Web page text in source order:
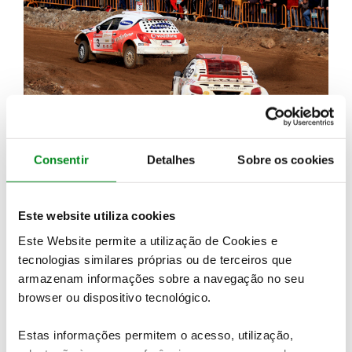
Consentir Detalhes Sobre os cookies
Este website utiliza cookies
Este Website permite a utilização de Cookies e
tecnologias similares próprias ou de terceiros que
armazenam informações sobre a navegação no seu
browser ou dispositivo tecnológico.
Estas informações permitem o acesso, utilização,
A prova de Fronteira é vítima do seu próprio
sucesso e na edição deste ano o ACP apenas
aceitará 90 equipas inscritas.